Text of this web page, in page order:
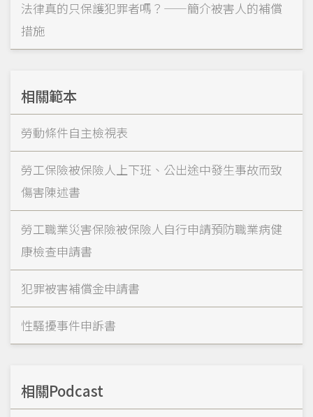
法律真的只保護犯罪者嗎？——簡介被害人的補償
措施
相關範本
勞動條件自主檢視表
勞工保險被保險人上下班、公出途中發生事故而致
傷害陳述書
勞工職業災害保險被保險人自行申請預防職業病健
康檢查申請書
犯罪被害補償金申請書
性騷擾事件申訴書
相關Podcast